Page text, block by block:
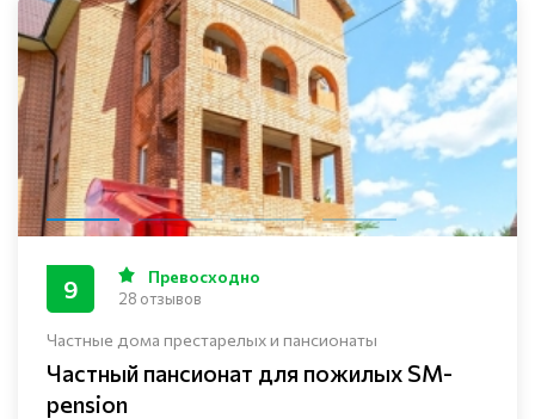
Частные дома престарелых и пансионаты
Частный пансионат для пожилых SM-
pension
9 Превосходно
28 отзывов